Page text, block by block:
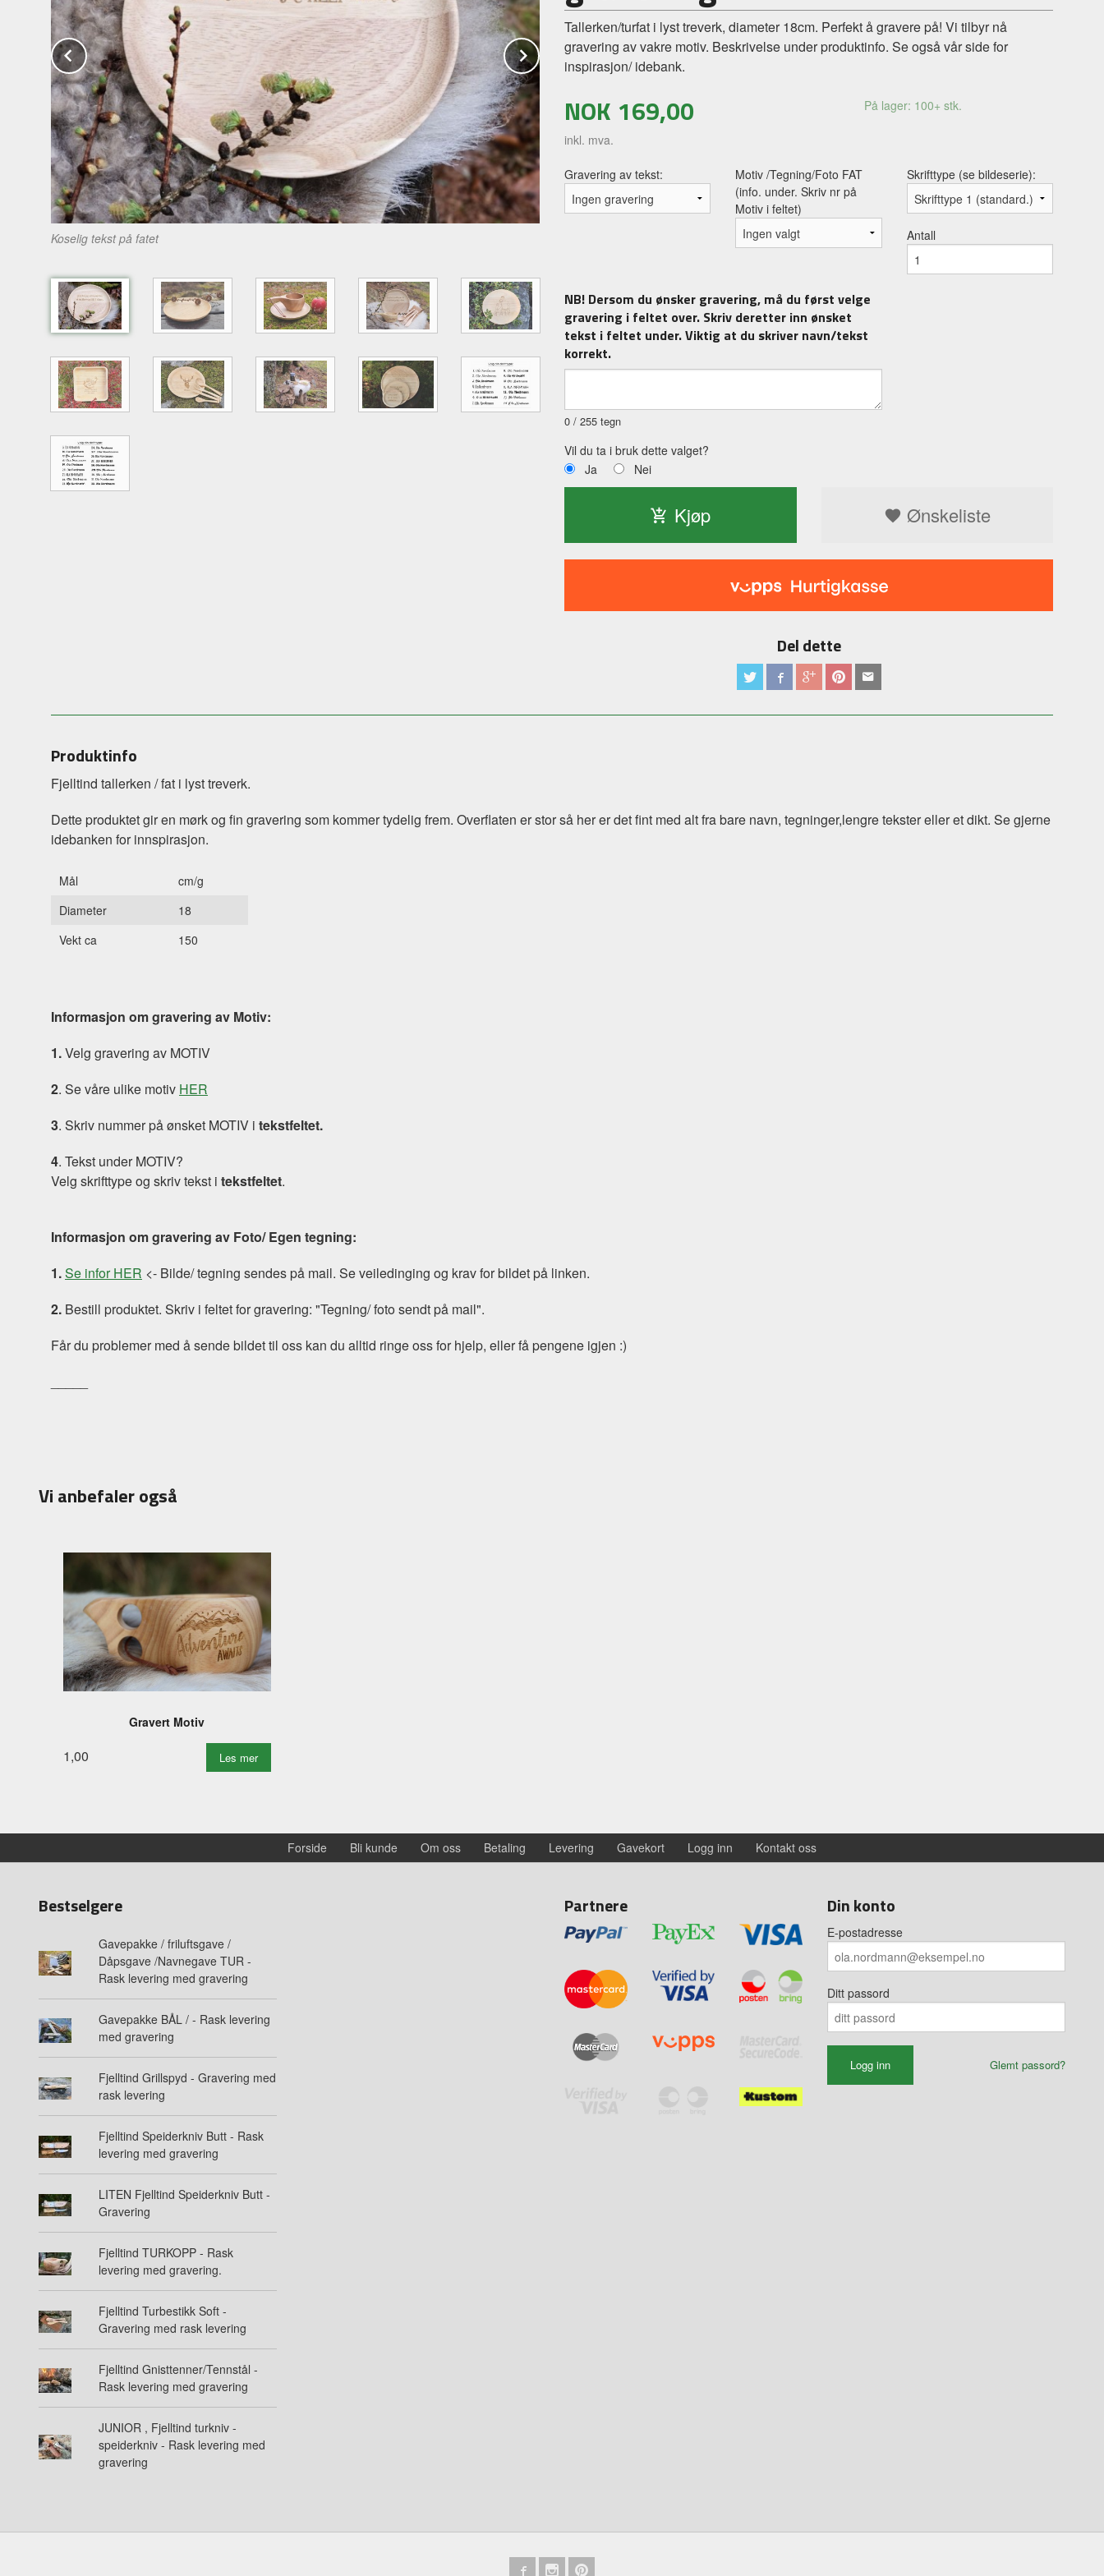
Koselig tekst på fatet
Prev Next
Tallerken/turfat i lyst treverk, diameter 18cm. Perfekt å gravere på! Vi tilbyr nå
gravering av vakre motiv. Beskrivelse under produktinfo. Se også vår side for
inspirasjon/ idebank.
NOK 169,00
inkl. mva.
På lager: 100+ stk.
Gravering av tekst:
Motiv /Tegning/Foto FAT
(info. under. Skriv nr på
Motiv i feltet)
Skrifttype (se bildeserie):
Antall
NB! Dersom du ønsker gravering, må du først velge
gravering i feltet over. Skriv deretter inn ønsket
tekst i feltet under. Viktig at du skriver navn/tekst
korrekt.
0 / 255 tegn
Vil du ta i bruk dette valget?
Ja
Nei
Kjøp Ønskeliste
Del dette
Produktinfo
Fjelltind tallerken / fat i lyst treverk.
Dette produktet gir en mørk og fin gravering som kommer tydelig frem. Overflaten er stor så her er det fint med alt fra bare navn, tegninger,lengre tekster eller et dikt. Se gjerne
idebanken for innspirasjon.
Mål
cm/g
Diameter
18
Vekt ca
150
Informasjon om gravering av Motiv:
1.Velg gravering av MOTIV
2. Se våre ulike motiv HER
3. Skriv nummer på ønsket MOTIV i tekstfeltet.
4. Tekst under MOTIV?
Velg skrifttype og skriv tekst i tekstfeltet.
Informasjon om gravering av Foto/ Egen tegning:
1.Se infor HER <- Bilde/ tegning sendes på mail. Se veiledinging og krav for bildet på linken.
2. Bestill produktet. Skriv i feltet for gravering: "Tegning/ foto sendt på mail".
Får du problemer med å sende bildet til oss kan du alltid ringe oss for hjelp, eller få pengene igjen :)
Vi anbefaler også
Gravert Motiv
1,00 Les mer
Forside Bli kunde Om oss Betaling Levering Gavekort Logg inn Kontakt oss
Bestselgere
Gavepakke / friluftsgave /
Dåpsgave /Navnegave TUR -
Rask levering med gravering
Gavepakke BÅL / - Rask levering
med gravering
Fjelltind Grillspyd - Gravering med
rask levering
Fjelltind Speiderkniv Butt - Rask
levering med gravering
LITEN Fjelltind Speiderkniv Butt -
Gravering
Fjelltind TURKOPP - Rask
levering med gravering.
Fjelltind Turbestikk Soft -
Gravering med rask levering
Fjelltind Gnisttenner/Tennstål -
Rask levering med gravering
JUNIOR , Fjelltind turkniv -
speiderkniv - Rask levering med
gravering
Partnere Din konto
E-postadresse
Ditt passord
Glemt passord?